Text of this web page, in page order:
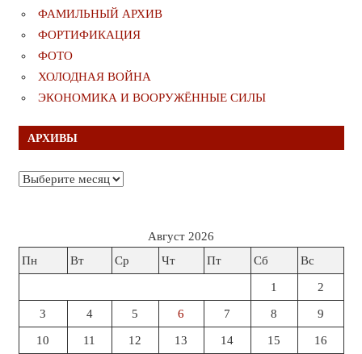
ФАМИЛЬНЫЙ АРХИВ
ФОРТИФИКАЦИЯ
ФОТО
ХОЛОДНАЯ ВОЙНА
ЭКОНОМИКА И ВООРУЖЁННЫЕ СИЛЫ
АРХИВЫ
Архивы
Август 2026
Пн
Вт Ср Чт Пт Сб Вс
1 2
3 4 5 6 7 8 9
10 11 12 13 14 15 16